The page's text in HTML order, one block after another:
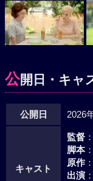
公開日・キャ
公開日 2026
キャスト
監督：
脚本：
原作：
出演：